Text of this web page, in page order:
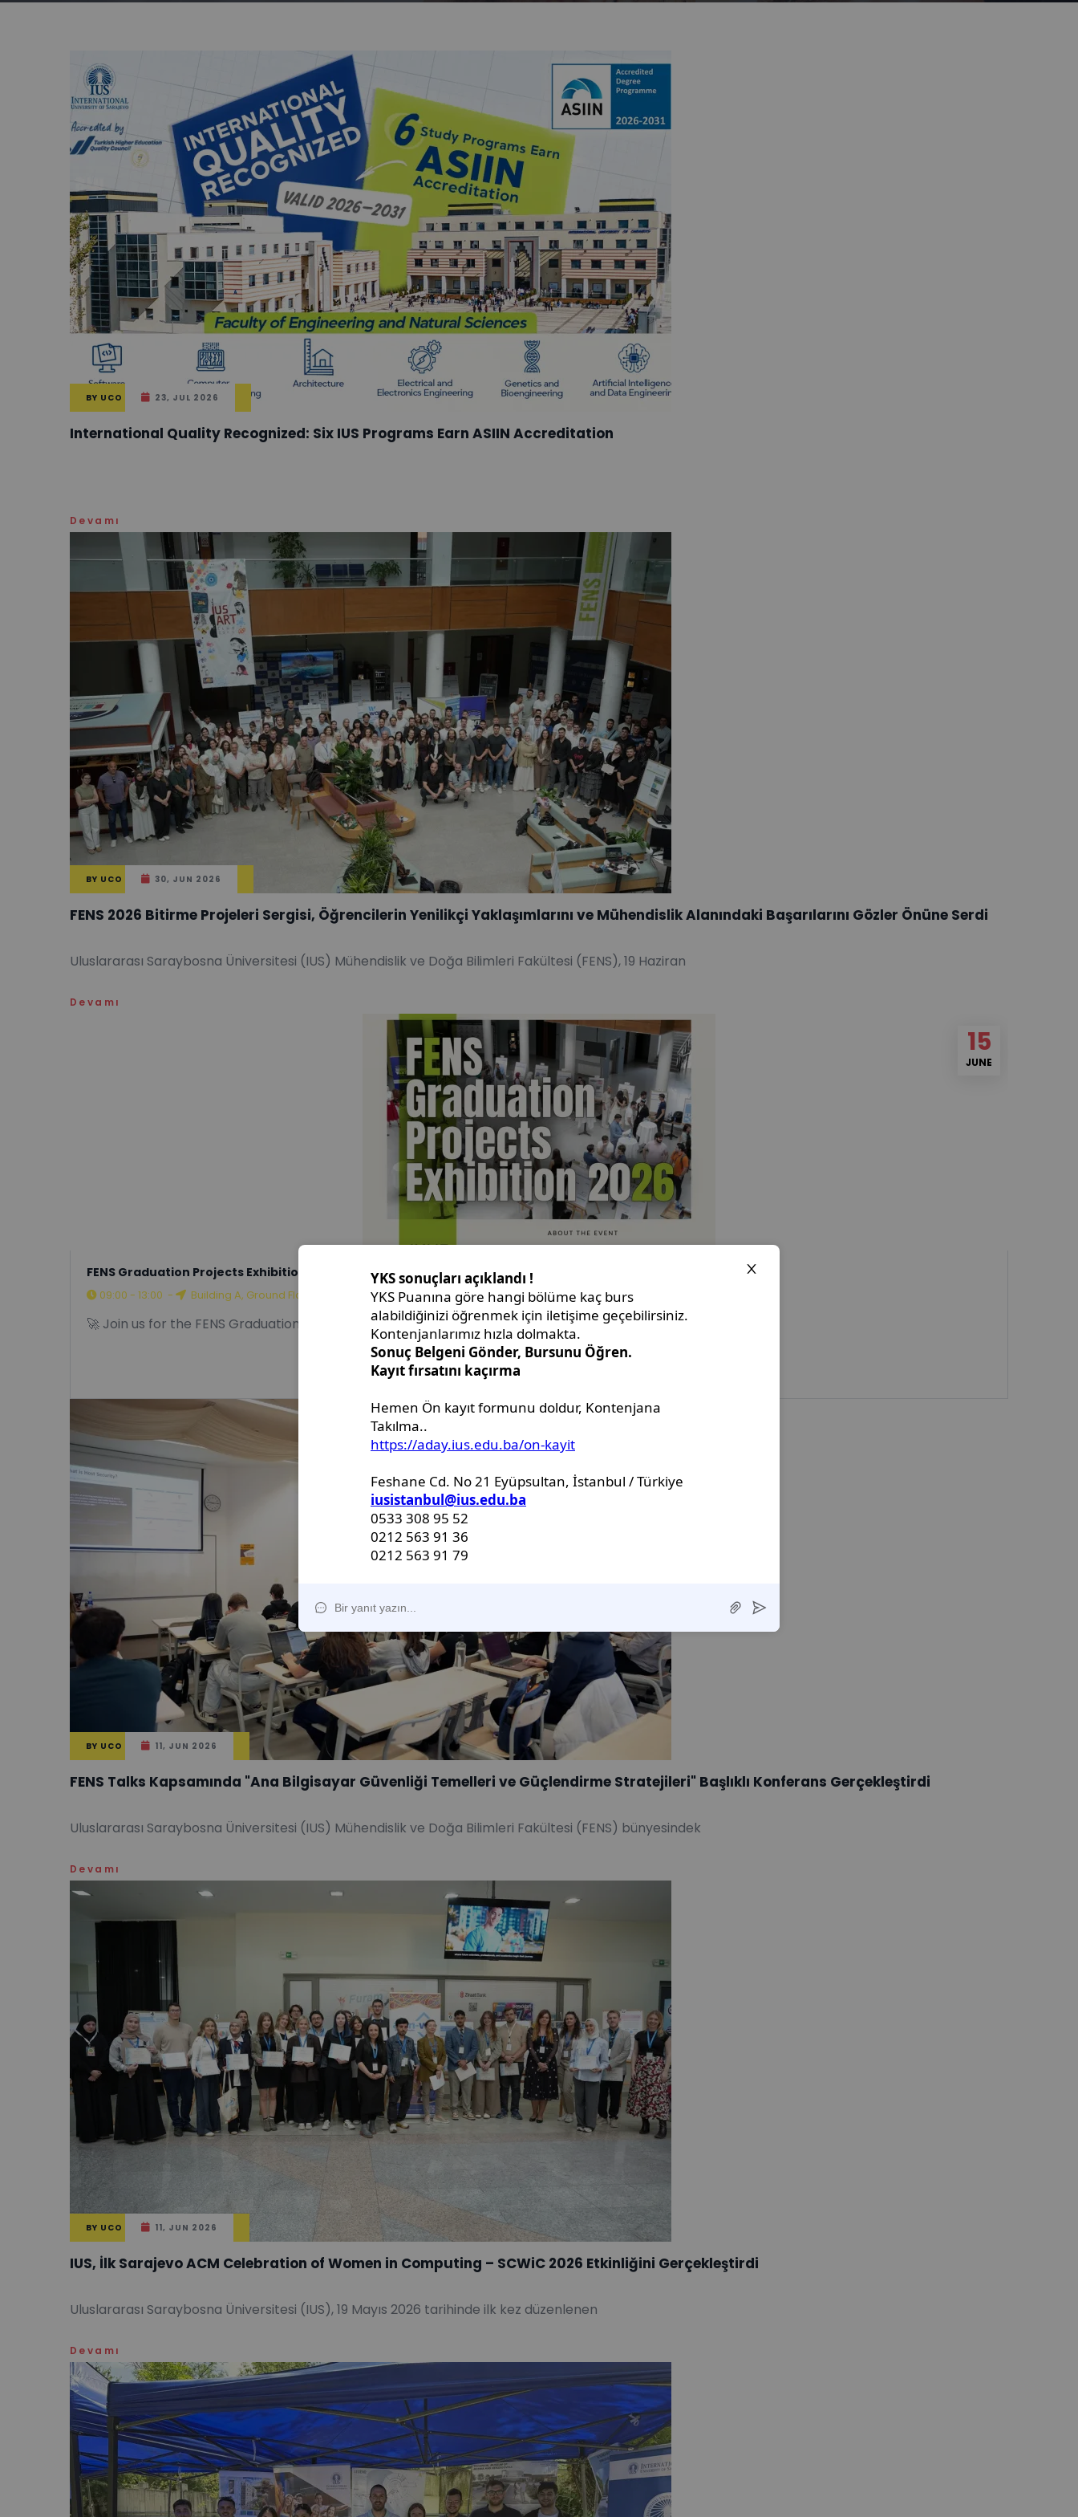
BY UCO 23, JUL 2026
International Quality Recognized: Six IUS Programs Earn ASIIN Accreditation
Devamı
BY UCO 30, JUN 2026
FENS 2026 Bitirme Projeleri Sergisi, Öğrencilerin Yenilikçi Yaklaşımlarını ve Mühendislik Alanındaki Başarılarını Gözler Önüne Serdi
Uluslararası Saraybosna Üniversitesi (IUS) Mühendislik ve Doğa Bilimleri Fakültesi (FENS), 19 Haziran
Devamı
15
JUNE
FENS Graduation Projects Exhibition 2026
09:00 - 13:00 - Building A, Ground Floor
🚀 Join us for the FENS Graduation Projects Exhibition 2026!
BY UCO 11, JUN 2026
FENS Talks Kapsamında "Ana Bilgisayar Güvenliği Temelleri ve Güçlendirme Stratejileri" Başlıklı Konferans Gerçekleştirdi
Uluslararası Saraybosna Üniversitesi (IUS) Mühendislik ve Doğa Bilimleri Fakültesi (FENS) bünyesindek
Devamı
BY UCO 11, JUN 2026
IUS, İlk Sarajevo ACM Celebration of Women in Computing – SCWiC 2026 Etkinliğini Gerçekleştirdi
Uluslararası Saraybosna Üniversitesi (IUS), 19 Mayıs 2026 tarihinde ilk kez düzenlenen
Devamı